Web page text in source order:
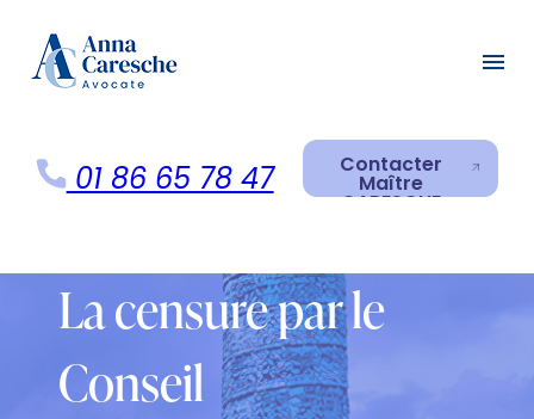
menu
01 86 65 78 47 Contacter
Maître
CARESCHE
Contacter
La censure par le
Conseil